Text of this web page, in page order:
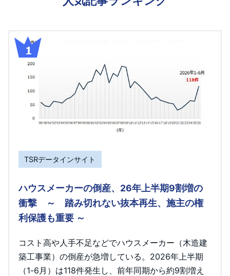
TSRデータインサイト
ハウスメーカーの倒産、26年上半期9割増の
衝撃 ～ 踏み切れない抜本再生、施主の権
利保護も重要 ～
コスト高や人手不足などでハウスメーカー（木造建
築工事業）の倒産が急増している。2026年上半期
（1-6月）は118件発生し、前年同期から約9割増え